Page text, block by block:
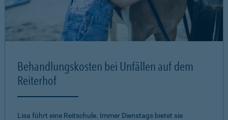
Behandlungskosten bei Unfällen auf dem
Reiterhof
Lisa führt eine Reitschule. Immer Dienstags bietet sie